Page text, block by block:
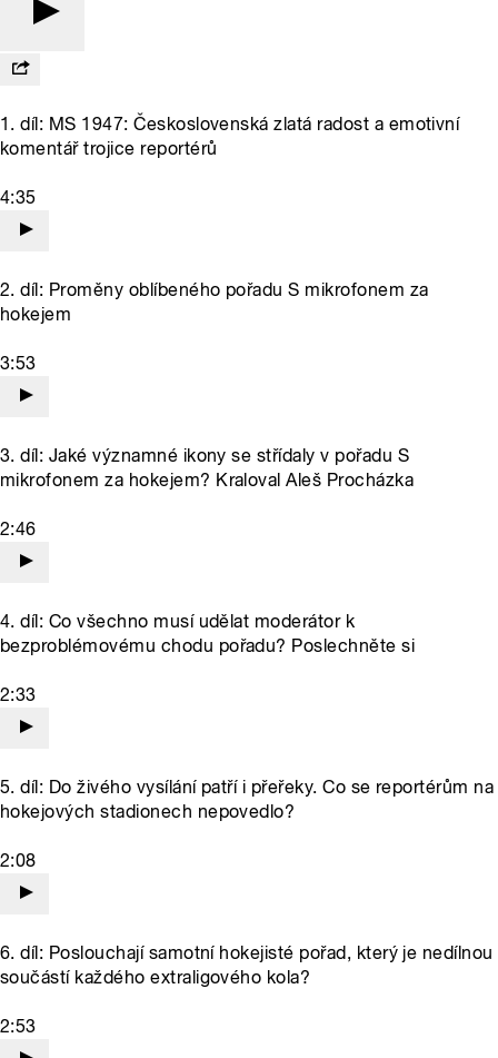
1. díl: MS 1947: Československá zlatá radost a emotivní
komentář trojice reportérů
4:35
2. díl: Proměny oblíbeného pořadu S mikrofonem za
hokejem
3:53
3. díl: Jaké významné ikony se střídaly v pořadu S
mikrofonem za hokejem? Kraloval Aleš Procházka
2:46
4. díl: Co všechno musí udělat moderátor k
bezproblémovému chodu pořadu? Poslechněte si
2:33
5. díl: Do živého vysílání patří i přeřeky. Co se reportérům na
hokejových stadionech nepovedlo?
2:08
6. díl: Poslouchají samotní hokejisté pořad, který je nedílnou
součástí každého extraligového kola?
2:53